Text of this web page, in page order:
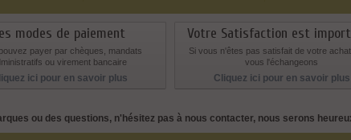
modes de paiement
payer par chèques, mandats
ou virement bancaire
ici pour en savoir plus
Votre Satisfaction est
Si vous n'êtes pas satisfait de votre
vous l'échangeons
Cliquez ici pour en savoir plus
ou des questions, n'hésitez pas à nous contacter, nous serons